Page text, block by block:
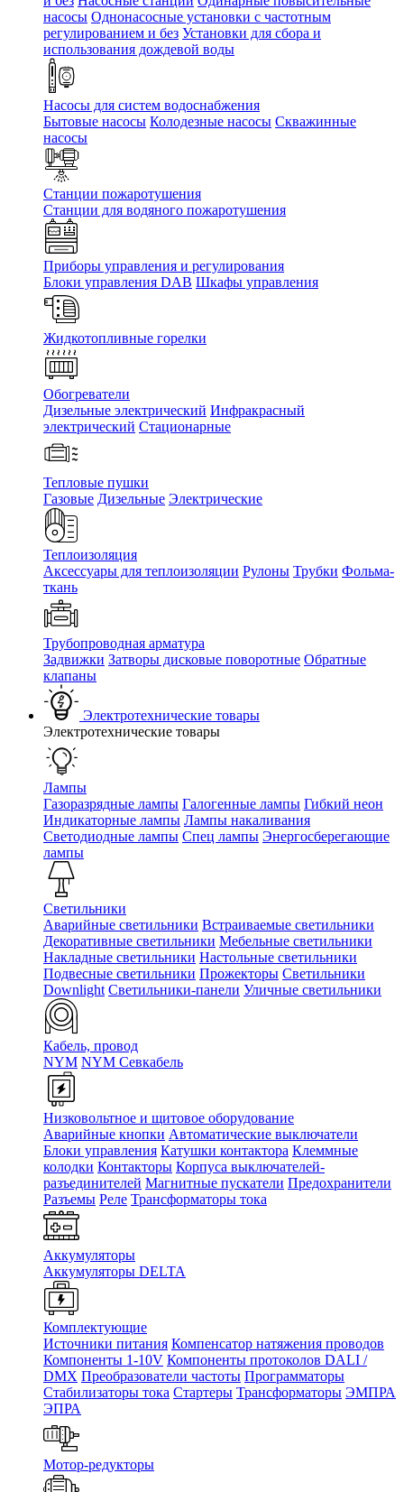
насосы Однонасосные установки с частотным
регулированием и без Установки для сбора и
использования дождевой воды
Насосы для систем водоснабжения
Бытовые насосы Колодезные насосы Скважинные
насосы
Станции пожаротушения
Станции для водяного пожаротушения
Приборы управления и регулирования
Блоки управления DAB Шкафы управления
Жидкотопливные горелки
Обогреватели
Дизельные электрический Инфракрасный
электрический Стационарные
Тепловые пушки
Газовые Дизельные Электрические
Теплоизоляция
Аксессуары для теплоизоляции Рулоны Трубки Фольма-
ткань
Трубопроводная арматура
Задвижки Затворы дисковые поворотные Обратные
клапаны
Электротехнические товары
Электротехнические товары
Лампы
Газоразрядные лампы Галогенные лампы Гибкий неон
Индикаторные лампы Лампы накаливания
Светодиодные лампы Спец лампы Энергосберегающие
лампы
Светильники
Аварийные светильники Встраиваемые светильники
Декоративные светильники Мебельные светильники
Накладные светильники Настольные светильники
Подвесные светильники Прожекторы Светильники
Downlight Светильники-панели Уличные светильники
Кабель, провод
NYM NYM Севкабель
Низковольтное и щитовое оборудование
Аварийные кнопки Автоматические выключатели
Блоки управления Катушки контактора Клеммные
колодки Контакторы Корпуса выключателей-
разъединителей Магнитные пускатели Предохранители
Разъемы Реле Трансформаторы тока
Аккумуляторы
Аккумуляторы DELTA
Комплектующие
Источники питания Компенсатор натяжения проводов
Компоненты 1-10V Компоненты протоколов DALI /
DMX Преобразователи частоты Программаторы
Стабилизаторы тока Стартеры Трансформаторы ЭМПРА
ЭПРА
Мотор-редукторы